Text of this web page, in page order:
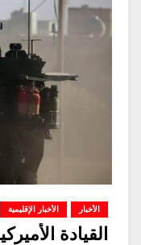
الأخبار الأخبار الإقليمية
القيادة